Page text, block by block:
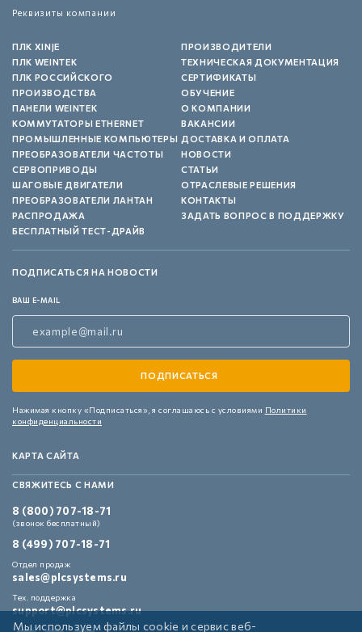
Реквизиты компании
ПЛК XINJE
ПЛК WEINTEK
ПЛК РОССИЙСКОГО
ПРОИЗВОДСТВА
ПАНЕЛИ WEINTEK
КОММУТАТОРЫ ETHERNET
ПРОМЫШЛЕННЫЕ КОМПЬЮТЕРЫ
ПРЕОБРАЗОВАТЕЛИ ЧАСТОТЫ
СЕРВОПРИВОДЫ
ШАГОВЫЕ ДВИГАТЕЛИ
ПРЕОБРАЗОВАТЕЛИ ЛАНТАН
РАСПРОДАЖА
БЕСПЛАТНЫЙ ТЕСТ-ДРАЙВ
ПРОИЗВОДИТЕЛИ
ТЕХНИЧЕСКАЯ ДОКУМЕНТАЦИЯ
СЕРТИФИКАТЫ
ОБУЧЕНИЕ
О КОМПАНИИ
ВАКАНСИИ
ДОСТАВКА И ОПЛАТА
НОВОСТИ
СТАТЬИ
ОТРАСЛЕВЫЕ РЕШЕНИЯ
КОНТАКТЫ
ЗАДАТЬ ВОПРОС В ПОДДЕРЖКУ
ПОДПИСАТЬСЯ НА НОВОСТИ
ВАШ E-MAIL
Нажимая кнопку «Подписаться», я соглашаюсь с условиями Политики
конфиденциальности
КАРТА САЙТА
СВЯЖИТЕСЬ С НАМИ
8 (800) 707-18-71
(звонок бесплатный)
8 (499) 707-18-71
Отдел продаж
sales@plcsystems.ru
Тех. поддержка
support@plcsystems.ru
Мы используем файлы cookie и сервис веб-